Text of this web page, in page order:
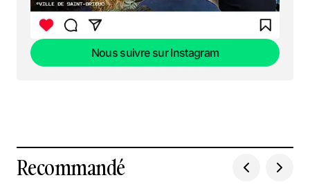
Nous suivre sur Instagram
Recommandé